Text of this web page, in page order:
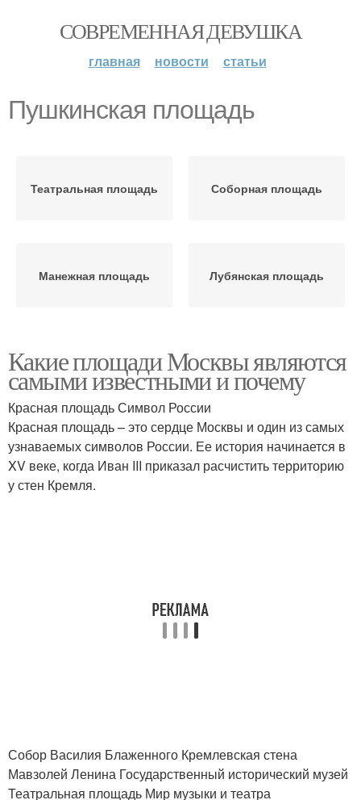
СОВРЕМЕННАЯ ДЕВУШКА
главная новости статьи
Пушкинская площадь
Театральная площадь Соборная площадь
Манежная площадь Лубянская площадь
Какие площади Москвы являются
самыми известными и почему
Красная площадь Символ России
Красная площадь – это сердце Москвы и один из самых
узнаваемых символов России. Ее история начинается в
XV веке, когда Иван III приказал расчистить территорию
у стен Кремля.
Собор Василия Блаженного Кремлевская стена
Мавзолей Ленина Государственный исторический музей
Театральная площадь Мир музыки и театра